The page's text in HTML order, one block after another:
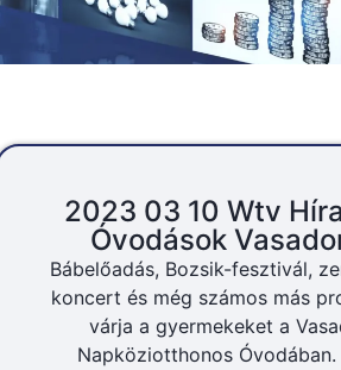
2023 03 10 Wtv
Óvodások
Bábelőadás, Bozsik-fesztivál,
koncert és még számos más
várja a gyermekeket a
Napköziotthonos Óvodában.